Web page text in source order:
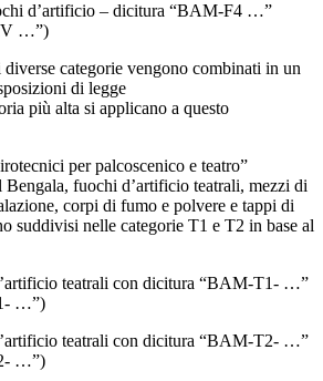
d’artificio – dicitura “BAM-F4 …”
…”)
categorie vengono combinati in un
di legge
più alta si applicano a questo
per palcoscenico e teatro”
Bengala, fuochi d’artificio teatrali, mezzi di
corpi di fumo e polvere e tappi di
suddivisi nelle categorie T1 e T2 in base al
teatrali con dicitura “BAM-T1- …”
…”)
teatrali con dicitura “BAM-T2- …”
…”)